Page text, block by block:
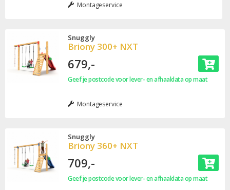
Montageservice
Snuggly
Briony 300+ NXT
679,-
Geef je postcode voor lever- en afhaaldata op maat
Montageservice
Snuggly
Briony 360+ NXT
709,-
Geef je postcode voor lever- en afhaaldata op maat